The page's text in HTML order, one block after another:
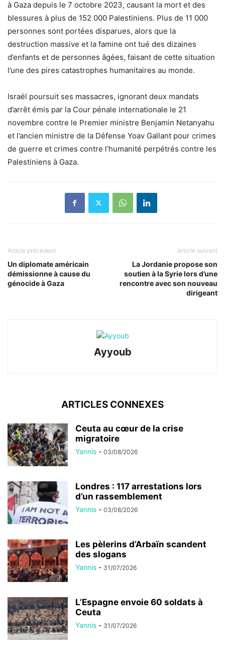
à Gaza depuis le 7 octobre 2023, causant la mort et des
blessures à plus de 152 000 Palestiniens. Plus de 11 000
personnes sont portées disparues, alors que la
destruction massive et la famine ont tué des dizaines
d’enfants et de personnes âgées, faisant de cette situation
l’une des pires catastrophes humanitaires au monde.
Israël poursuit ses massacres, ignorant deux mandats
d’arrêt émis par la Cour pénale internationale le 21
novembre contre le Premier ministre Benjamin Netanyahu
et l’ancien ministre de la Défense Yoav Gallant pour crimes
de guerre et crimes contre l’humanité perpétrés contre les
Palestiniens à Gaza.
Article précédent
Un diplomate américain
démissionne à cause du
génocide à Gaza
Article suivant
La Jordanie propose son
soutien à la Syrie lors d’une
rencontre avec son nouveau
dirigeant
Ayyoub
ARTICLES CONNEXES
Ceuta au cœur de la crise
migratoire
Yannis - 03/08/2026
Londres : 117 arrestations lors
d’un rassemblement
Yannis - 03/08/2026
Les pèlerins d’Arbaïn scandent
des slogans
Yannis - 31/07/2026
L’Espagne envoie 60 soldats à
Ceuta
Yannis - 31/07/2026